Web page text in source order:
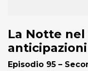
La Notte nel
Episodio 95 –